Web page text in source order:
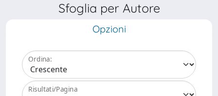
Sfoglia per Autore
Opzioni
Ordina:
Risultati/Pagina